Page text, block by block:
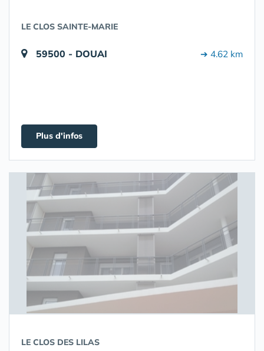
LE CLOS SAINTE-MARIE
59500 - DOUAI ➔ 4.62 km
Plus d'infos
LE CLOS DES LILAS